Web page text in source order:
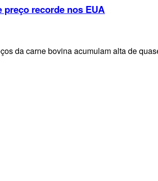
recorde nos EUA
da carne bovina acumulam alta de